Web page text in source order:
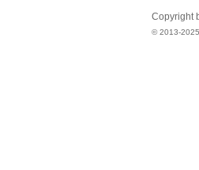
Copyright
© 2013-2025